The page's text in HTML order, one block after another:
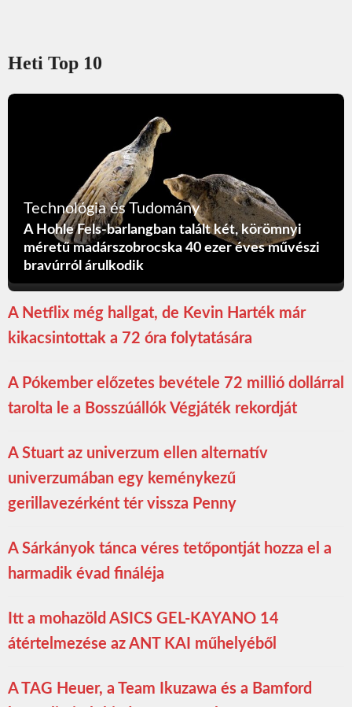
Heti Top 10
Technológia és Tudomány
A Hohle Fels-barlangban talált két, körömnyi
méretű madárszobrocska 40 ezer éves művészi
bravúrról árulkodik
A Netflix még hallgat, de Kevin Harték már
kikacsintottak a 72 óra folytatására
A Pókember előzetes bevétele 72 millió dollárral
tarolta le a Bosszúállók Végjáték rekordját
A Stuart az univerzum ellen alternatív
univerzumában egy keménykezű
gerillavezérként tér vissza Penny
A Sárkányok tánca véres tetőpontját hozza el a
harmadik évad fináléja
Itt a mohazöld ASICS GEL-KAYANO 14
átértelmezése az ANT KAI műhelyéből
A TAG Heuer, a Team Ikuzawa és a Bamford